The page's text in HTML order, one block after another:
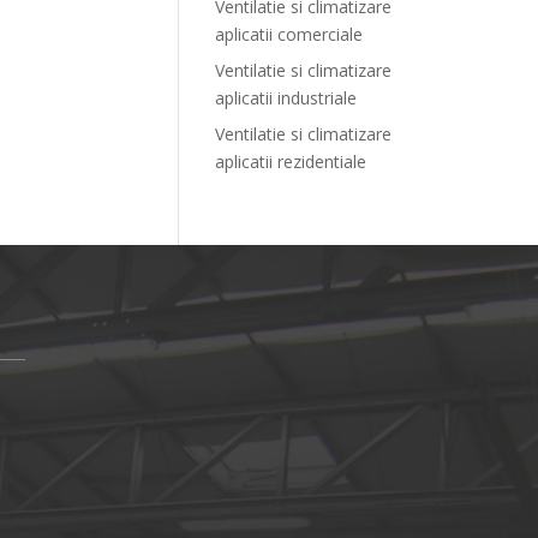
Ventilatie si climatizare
aplicatii comerciale
Ventilatie si climatizare
aplicatii industriale
Ventilatie si climatizare
aplicatii rezidentiale